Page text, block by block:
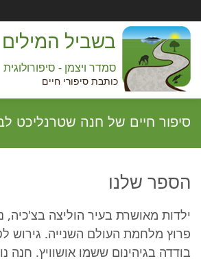
בשביל המילים
סמדר ויצמן - סיפורולוגית
כותבת סיפורי חיים
סיפור חיים של חנה שטרנליכט
הספר שלנו
ילדות מאושרת בעיר הוליצה
פרוץ מלחמת העולם השנייה. גירוש
בודדה בגיהינום ששמו אושוויץ. חנה